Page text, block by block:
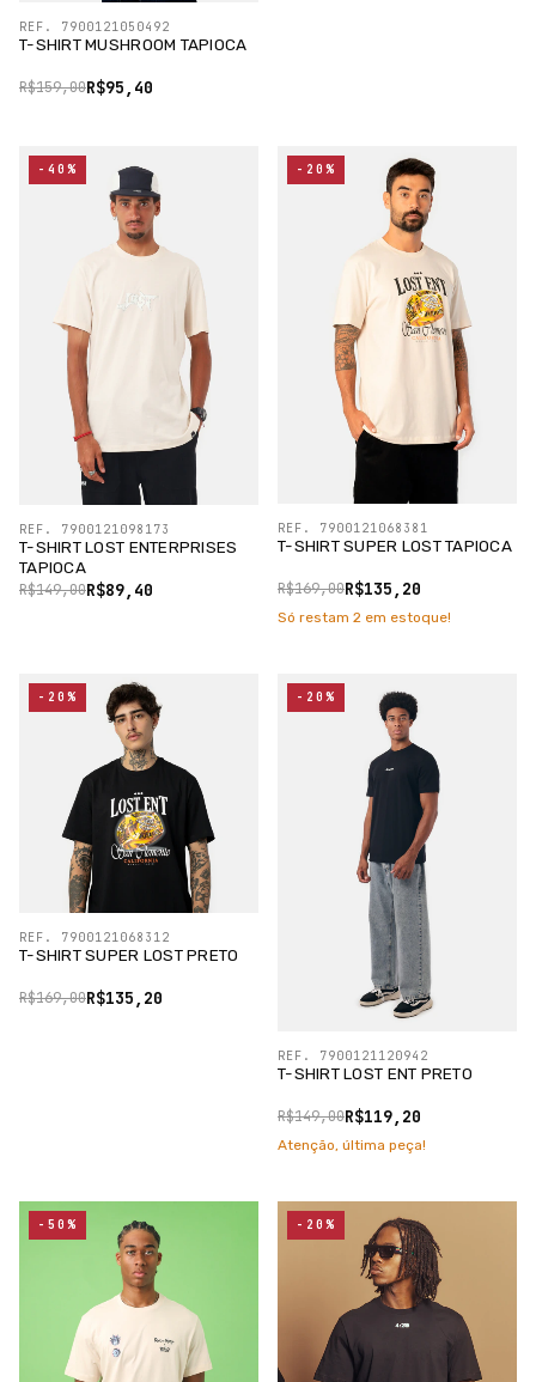
T-SHIRT MUSHROOM TAPIOCA
R$95,40
R$159,00
REF. 7900121050492
T-SHIRT LOST ENTERPRISES
TAPIOCA
R$89,40
R$149,00
REF. 7900121098173
-40%
T-SHIRT SUPER LOST TAPIOCA
R$135,20
R$169,00
REF. 7900121068381
-20%
Só restam 2 em estoque!
T-SHIRT SUPER LOST PRETO
R$135,20
R$169,00
REF. 7900121068312
-20%
T-SHIRT LOST ENT PRETO
R$119,20
R$149,00
REF. 7900121120942
-20%
Atenção, última peça!
-50% -20%